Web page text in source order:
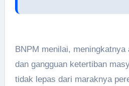
BNPM menilai,
dan gangguan ketertiban
tidak lepas dari maraknya